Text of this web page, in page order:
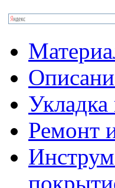
Ремонт